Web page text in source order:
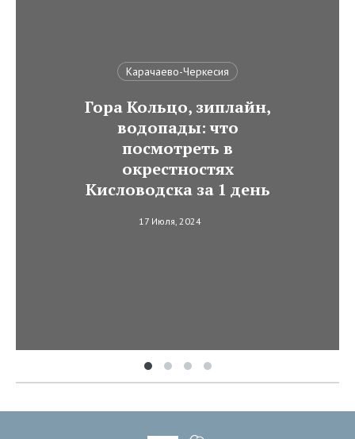
Карачаево-Черкесия
Гора Кольцо, зиплайн,
водопады: что
посмотреть в
окрестностях
Кисловодска за 1 день
17 Июля, 2024